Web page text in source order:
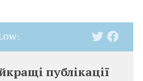
публікації